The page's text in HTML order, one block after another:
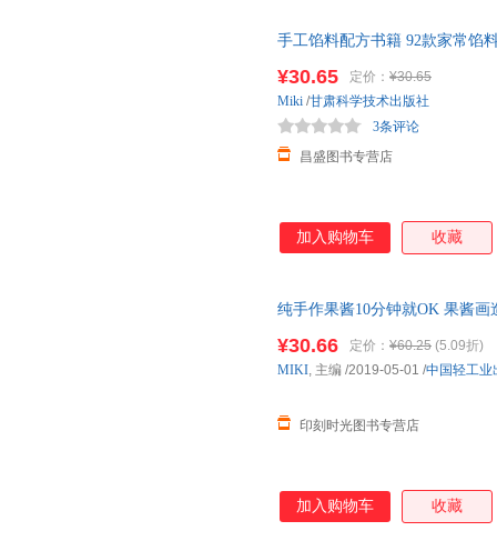
手工馅料配方书籍 92款家常馅
可开发票＜＞＜＞
¥30.65 定价： ¥30.65
昌盛图书专营店
3条评论
Miki /甘肃科学技术出版社
加入购物车 收藏
纯手作果酱10分钟就OK 果酱
¥30.66 定价： ¥60.25 (5.09折)
印刻时光图书专营店
MIKI, 主编 /2019-05-01 /中国轻工业
加入购物车 收藏